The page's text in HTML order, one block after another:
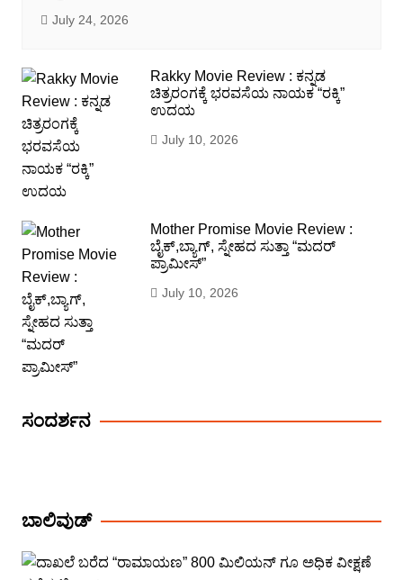
July 24, 2026
Rakky Movie Review : ಕನ್ನಡ
ಚಿತ್ರರಂಗಕ್ಕೆ ಭರವಸೆಯ ನಾಯಕ “ರಕ್ಕಿ”
ಉದಯ
July 10, 2026
Mother Promise Movie Review :
ಬೈಕ್,ಬ್ಯಾಗ್, ಸ್ನೇಹದ ಸುತ್ತಾ “ಮದರ್
ಪ್ರಾಮೀಸ್”
July 10, 2026
ಸಂದರ್ಶನ
ಬಾಲಿವುಡ್